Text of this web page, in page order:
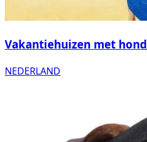
Vakantiehuizen met hond
NEDERLAND